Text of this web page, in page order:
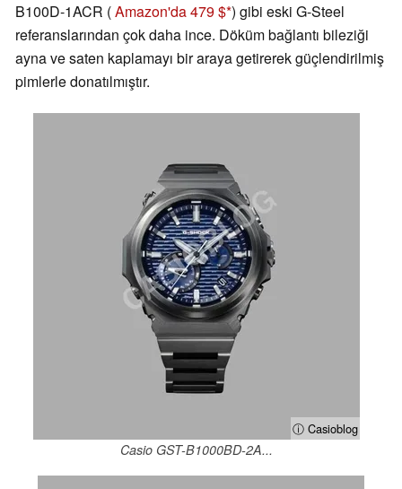
B100D-1ACR (Amazon'da 479 $ ) gibi eski G-Steel
referanslarından çok daha ince. Döküm bağlantı bileziği
ayna ve saten kaplamayı bir araya getirerek güçlendirilmiş
pimlerle donatılmıştır.
ⓘ Casioblog
Casio GST-B1000BD-2A...